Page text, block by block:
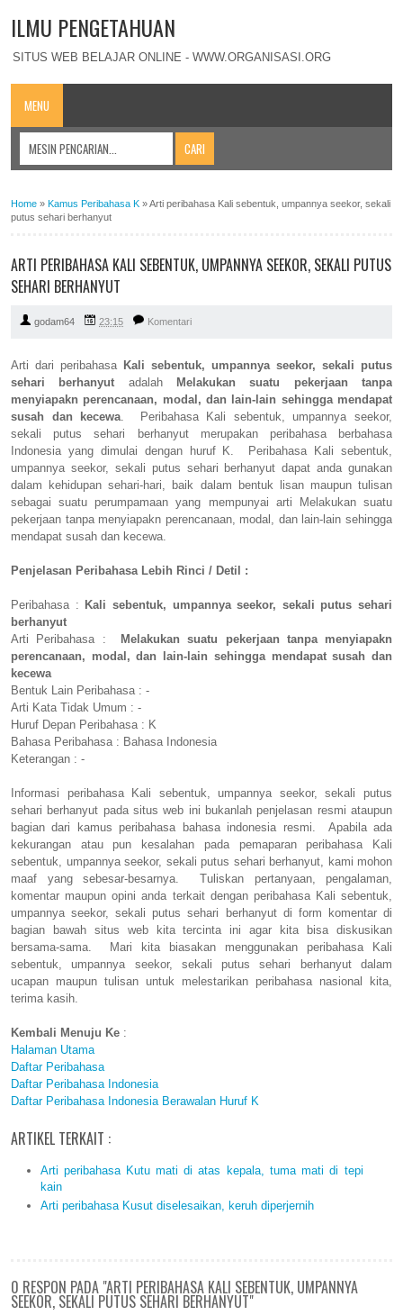
ILMU PENGETAHUAN
SITUS WEB BELAJAR ONLINE - WWW.ORGANISASI.ORG
MENU
Home » Kamus Peribahasa K »Arti peribahasa Kali sebentuk, umpannya seekor, sekali
putus sehari berhanyut
ARTI PERIBAHASA KALI SEBENTUK, UMPANNYA SEEKOR, SEKALI PUTUS
SEHARI BERHANYUT
godam64 23:15 Komentari
Arti dari peribahasa Kali sebentuk, umpannya seekor, sekali putus
sehari berhanyut adalah
Melakukan suatu pekerjaan tanpa
menyiapakn perencanaan, modal, dan lain-lain sehingga mendapat
susah dan kecewa. Peribahasa Kali sebentuk, umpannya seekor,
sekali putus sehari berhanyut merupakan peribahasa berbahasa
Indonesia yang dimulai dengan huruf K. Peribahasa Kali sebentuk,
umpannya seekor, sekali putus sehari berhanyut dapat anda gunakan
dalam kehidupan sehari-hari, baik dalam bentuk lisan maupun tulisan
sebagai suatu perumpamaan yang mempunyai arti Melakukan suatu
pekerjaan tanpa menyiapakn perencanaan, modal, dan lain-lain sehingga
mendapat susah dan kecewa.
Penjelasan Peribahasa Lebih Rinci / Detil :
Peribahasa : Kali sebentuk, umpannya seekor, sekali putus sehari
berhanyut
Arti Peribahasa :
Melakukan suatu pekerjaan tanpa menyiapakn
perencanaan, modal, dan lain-lain sehingga mendapat susah dan
kecewa
Bentuk Lain Peribahasa : -
Arti Kata Tidak Umum : -
Huruf Depan Peribahasa : K
Bahasa Peribahasa : Bahasa Indonesia
Keterangan : -
Informasi peribahasa Kali sebentuk, umpannya seekor, sekali putus
sehari berhanyut pada situs web ini bukanlah penjelasan resmi ataupun
bagian dari kamus peribahasa bahasa indonesia resmi. Apabila ada
kekurangan atau pun kesalahan pada pemaparan peribahasa Kali
sebentuk, umpannya seekor, sekali putus sehari berhanyut, kami mohon
maaf yang sebesar-besarnya. Tuliskan pertanyaan, pengalaman,
komentar maupun opini anda terkait dengan peribahasa Kali sebentuk,
umpannya seekor, sekali putus sehari berhanyut di form komentar di
bagian bawah situs web kita tercinta ini agar kita bisa diskusikan
bersama-sama. Mari kita biasakan menggunakan peribahasa Kali
sebentuk, umpannya seekor, sekali putus sehari berhanyut dalam
ucapan maupun tulisan untuk melestarikan peribahasa nasional kita,
terima kasih.
Kembali Menuju Ke :
Halaman Utama
Daftar Peribahasa
Daftar Peribahasa Indonesia
Daftar Peribahasa Indonesia Berawalan Huruf K
ARTIKEL TERKAIT :
Arti peribahasa Kutu mati di atas kepala, tuma mati di tepi
kain
Arti peribahasa Kusut diselesaikan, keruh diperjernih
0 RESPON PADA "ARTI PERIBAHASA KALI SEBENTUK, UMPANNYA
SEEKOR, SEKALI PUTUS SEHARI BERHANYUT"